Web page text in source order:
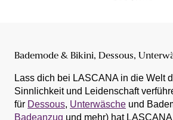
Bademode & Bikini, Dessous,
Lass dich bei LASCANA in die Welt
Sinnlichkeit und Leidenschaft
für Dessous, Unterwäsche und
Badeanzug und mehr) hat